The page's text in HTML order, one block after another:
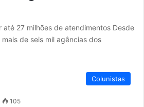
27 milhões de atendimentos Desde
de seis mil agências dos
Colunistas
105